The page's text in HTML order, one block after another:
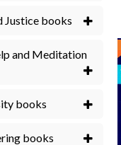
Justice books
and Meditation
books
books